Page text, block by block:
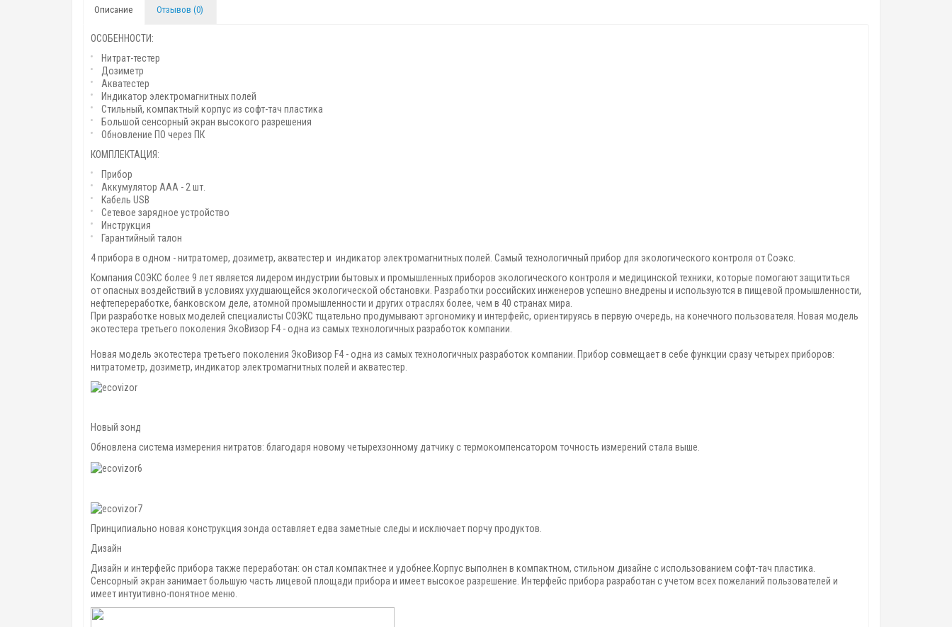
Описание Отзывов (0)
ОСОБЕННОСТИ:
Нитрат-тестер
Дозиметр
Акватестер
Индикатор электромагнитных полей
Стильный, компактный корпус из софт-тач пластика
Большой сенсорный экран высокого разрешения
Обновление ПО через ПК
КОМПЛЕКТАЦИЯ:
Прибор
Аккумулятор ААА - 2 шт.
Кабель USB
Сетевое зарядное устройство
Инструкция
Гарантийный талон
4 прибора в одном - нитратомер, дозиметр, акватестер и индикатор электромагнитных полей. Самый технологичный прибор для экологического контроля от Соэкс.
Компания СОЭКС более 9 лет является лидером индустрии бытовых и промышленных приборов экологического контроля и медицинской техники, которые помогают защититься
от опасных воздействий в условиях ухудшающейся экологической обстановки. Разработки российских инженеров успешно внедрены и используются в пищевой промышленности,
нефтепереработке, банковском деле, атомной промышленности и других отраслях более, чем в 40 странах мира.
При разработке новых моделей специалисты СОЭКС тщательно продумывают эргономику и интерфейс, ориентируясь в первую очередь, на конечного пользователя. Новая модель
экотестера третьего поколения ЭкоВизор F4 - одна из самых технологичных разработок компании.
Новая модель экотестера третьего поколения ЭкоВизор F4 - одна из самых технологичных разработок компании. Прибор совмещает в себе функции сразу четырех приборов:
нитратометр, дозиметр, индикатор электромагнитных полей и акватестер.
Новый зонд
Обновлена система измерения нитратов: благодаря новому четырехзонному датчику с термокомпенсатором точность измерений стала выше.
Принципиально новая конструкция зонда оставляет едва заметные следы и исключает порчу продуктов.
Дизайн
Дизайн и интерфейс прибора также переработан: он стал компактнее и удобнее.Корпус выполнен в компактном, стильном дизайне с использованием софт-тач пластика.
Сенсорный экран занимает большую часть лицевой площади прибора и имеет высокое разрешение. Интерфейс прибора разработан с учетом всех пожеланий пользователей и
имеет интуитивно-понятное меню.